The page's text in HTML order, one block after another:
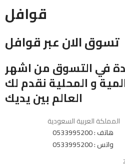
قوافل
تسوق الان عبر قوافل
في التسوق من اشهر
و المحلية نقدم لك
العالم بين يديك
المملكة العربية السعودية
هاتف : 0533995200
واتس : 0533995200